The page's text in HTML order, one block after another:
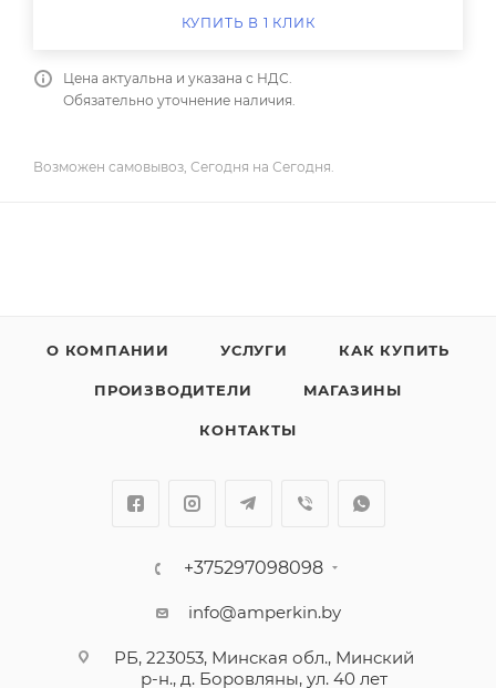
КУПИТЬ В 1 КЛИК
Цена актуальна и указана с НДС.
Обязательно уточнение наличия.
Возможен самовывоз, Сегодня на Сегодня.
О КОМПАНИИ УСЛУГИ КАК КУПИТЬ
ПРОИЗВОДИТЕЛИ МАГАЗИНЫ
КОНТАКТЫ
+375297098098
info@amperkin.by
РБ, 223053, Минская обл., Минский
р-н., д. Боровляны, ул. 40 лет